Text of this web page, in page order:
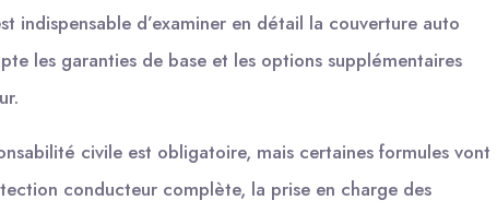
indispensable d’examiner en détail la couverture auto
les garanties de base et les options supplémentaires
civile est obligatoire, mais certaines formules vont
conducteur complète, la prise en charge des